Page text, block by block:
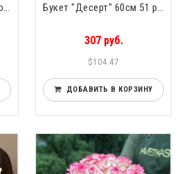
Шикарный букет алых роз 60см 51 роза Букет "Десерт" 60см 51 роза
307 руб.
$104.47
ДОБАВИТЬ В КОРЗИНУ